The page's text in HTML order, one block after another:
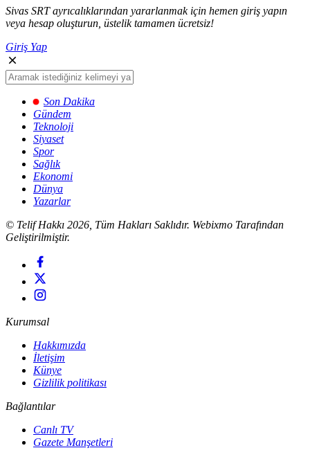
Sivas SRT ayrıcalıklarından yararlanmak için hemen giriş yapın
veya hesap oluşturun, üstelik tamamen ücretsiz!
Giriş Yap
Son Dakika
Gündem
Teknoloji
Siyaset
Spor
Sağlık
Ekonomi
Dünya
Yazarlar
© Telif Hakkı 2026, Tüm Hakları Saklıdır. Webixmo Tarafından
Geliştirilmiştir.
Kurumsal
Hakkımızda
İletişim
Künye
Gizlilik politikası
Bağlantılar
Canlı TV
Gazete Manşetleri